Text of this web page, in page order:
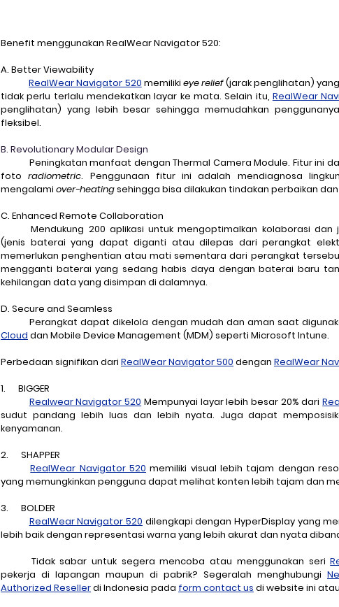
Benefit menggunakan RealWear Navigator 520:
A. Better Viewability
RealWear Navigator 520 memiliki eye relief (jarak penglihatan)
tidak perlu terlalu mendekatkan layar ke mata. Selain itu, RealWear
penglihatan) yang lebih besar sehingga memudahkan
fleksibel.
B. Revolutionary Modular Design
	Peningkatan manfaat dengan
Thermal Camera Module. Fitur ini
foto radiometric. Penggunaan fitur ini adalah mendiagnosa
mengalami over-heating sehingga bisa dilakukan tindakan perbaikan
C. Enhanced Remote Collaboration
Mendukung 200 aplikasi untuk mengoptimalkan kolaborasi
(jenis baterai yang dapat diganti atau dilepas dari perangkat
memerlukan penghentian atau mati sementara dari perangkat
mengganti baterai yang sedang habis daya dengan baterai baru
kehilangan data yang disimpan di dalamnya.
D. Secure and Seamless
Perangkat dapat dikelola dengan mudah dan aman saat
Cloud dan Mobile Device Management (MDM) seperti Microsoft Intune.
Perbedaan signifikan dari RealWear Navigator 500 dengan RealWear
1.      BIGGER
Realwear Navigator 520 Mempunyai layar lebih besar 20% dari
sudut pandang lebih luas dan lebih nyata. Juga dapat
kenyamanan.
2.      SHAPPER
RealWear Navigator 520 memiliki visual lebih tajam dengan
yang memungkinkan pengguna dapat melihat konten lebih tajam dan
3.      BOLDER
RealWear Navigator 520 dilengkapi dengan HyperDisplay yang
lebih baik dengan representasi warna yang lebih akurat dan nyata
	Tidak sabar untuk segera mencoba atau menggunakan seri
pekerja di lapangan maupun di pabrik? Segeralah menghubungi
Authorized Reseller di Indonesia pada form contact us di website ini